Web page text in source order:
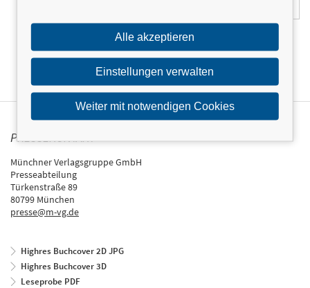
PRESSEKONTAKT
Münchner Verlagsgruppe GmbH
Presseabteilung
Türkenstraße 89
80799 München
presse@m-vg.de
Highres Buchcover 2D JPG
Highres Buchcover 3D
Leseprobe PDF
Alle akzeptieren
Einstellungen verwalten
Weiter mit notwendigen Cookies